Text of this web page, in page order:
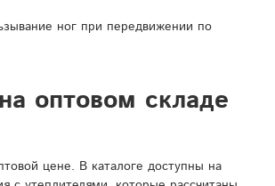
ног при передвижении по
оптовом складе
цене. В каталоге доступны на